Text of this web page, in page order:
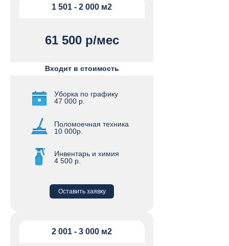
1 501 - 2 000 м2
61 500 р/мес
Входит в стоимость
Уборка по графику
47 000 р.
Поломоечная техника
10 000р.
Инвентарь и химия
4 500 р.
Оставить заявку
2 001 - 3 000 м2